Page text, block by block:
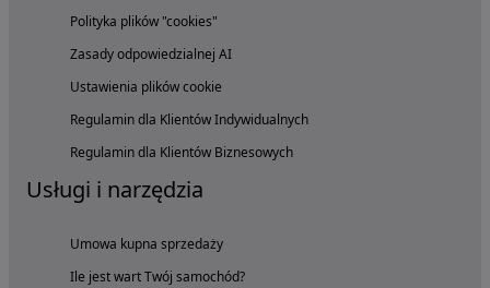
Polityka plików "cookies"
Zasady odpowiedzialnej AI
Ustawienia plików cookie
Regulamin dla Klientów Indywidualnych
Regulamin dla Klientów Biznesowych
Usługi i narzędzia
Umowa kupna sprzedaży
Ile jest wart Twój samochód?